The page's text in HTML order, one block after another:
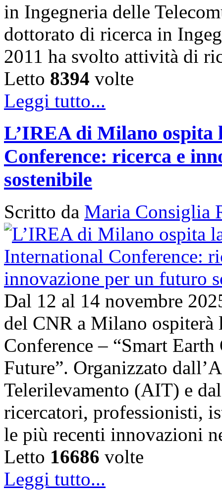
in Ingegneria delle
dottorato di ricerca in
2011 ha svolto attività di
Letto 8394 volte
Leggi tutto...
L’IREA di Milano
Conference: ricerca e
sostenibile
Scritto da Maria Consiglia
Dal 12 al 14 novembre
del CNR a Milano
Conference – “Smart
Future”. Organizzato
Telerilevamento (AIT) e
ricercatori, professionisti,
le più recenti innovazioni
Letto 16686 volte
Leggi tutto...